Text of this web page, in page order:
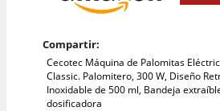
Compartir:
Cecotec Máquina de Palomitas
Classic. Palomitero, 300 W, Diseño
Inoxidable de 500 ml, Bandeja
dosificadora